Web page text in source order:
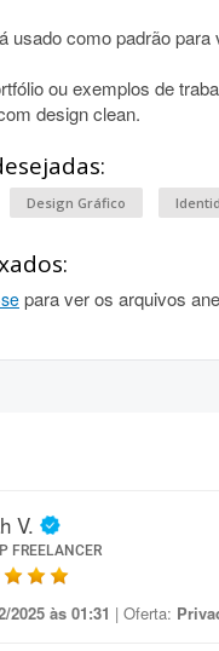
usado como padrão
ou exemplos de
design clean.
Design Gráfico
para ver os arquivos
V.
FREELANCER
2025 às 01:31 | Oferta: